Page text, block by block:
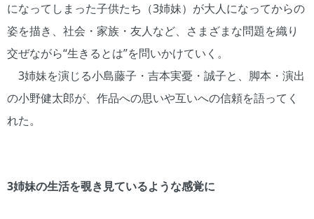
になってしまった子供たち（3姉妹）が大人になってからの
姿を描き、社会・家族・友人など、さまざまな問題を織り
交ぜながら“生きるとは”を問いかけていく。
3姉妹を演じる小島藤子・吉本実憂・誠子と、脚本・演出
の小野健太郎が、作品への思いや互いへの信頼を語ってく
れた。
3姉妹の生活を覗き見ているような感覚に